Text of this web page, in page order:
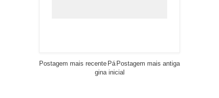
Postagem mais recente Postagem mais antiga
Pá
gina inicial